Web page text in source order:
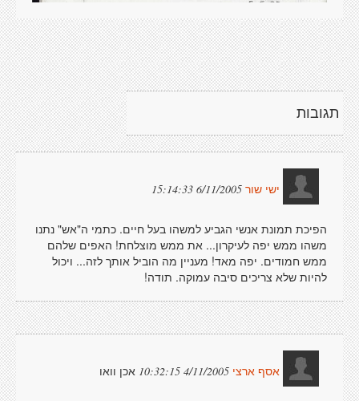
תגובות
ישי שור 6/11/2005 15:14:33
הפיכת תמונת אנשי הגביע למשהו בעל חיים. כתמי ה"אש" נתנו
משהו ממש יפה לעיקרון... את ממש מוצלחת! האפים שלהם
ממש חמודים. יפה מאד! מעניין מה הוביל אותך לזה... ויכול
להיות שלא צריכים סיבה עמוקה. תודה!
אסף ארצי 4/11/2005 10:32:15 אכן וואו